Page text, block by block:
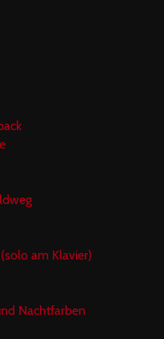
am Klavier)
Nachtfarben